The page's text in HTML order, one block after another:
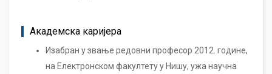
Академска каријера
Изабран у звање редовни професор 2012. године,
на Електронском факултету у Нишу, ужа научна